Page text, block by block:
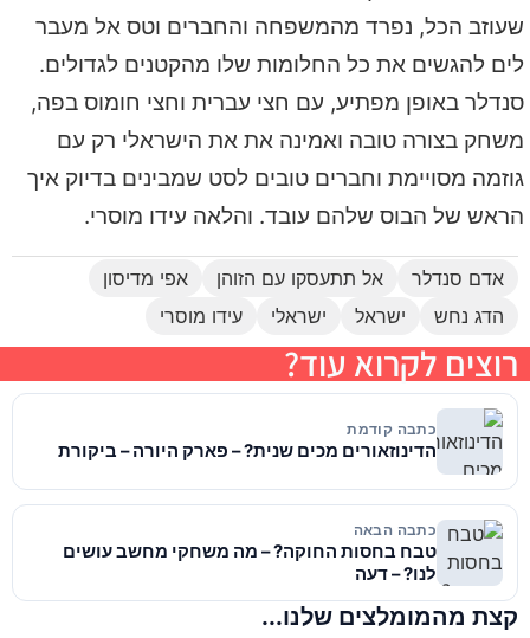
שעוזב הכל, נפרד מהמשפחה והחברים וטס אל מעבר
לים להגשים את כל החלומות שלו מהקטנים לגדולים.
סנדלר באופן מפתיע, עם חצי עברית וחצי חומוס בפה,
משחק בצורה טובה ואמינה את את הישראלי רק עם
גוזמה מסויימת וחברים טובים לסט שמבינים בדיוק איך
הראש של הבוס שלהם עובד. והלאה עידו מוסרי.
אדם סנדלר אל תתעסקו עם הזוהן
אפי מדיסון
הדג נחש
ישראל ישראלי עידו מוסרי
רוצים לקרוא עוד?
כתבה קודמת
הדינוזאורים מכים שנית? – פארק היורה – ביקורת
כתבה הבאה
טבח בחסות החוקה? – מה משחקי מחשב עושים
לנו? – דעה
קצת מהמומלצים שלנו...